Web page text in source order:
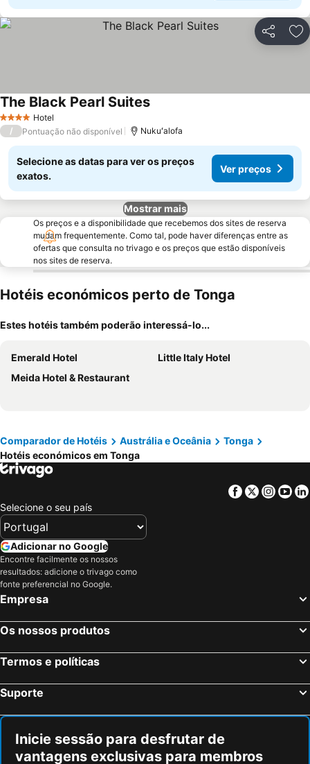
Partilhar
4 EstrelasHotel
The Black Pearl SuitesVer preços
/ Pontuação não disponível Nukuʻalofa
Selecione as datas para ver os preços
exatos.
Ver preços
Mostrar mais
Os preços e a disponibilidade que recebemos dos sites de reserva
mudam frequentemente. Como tal, pode haver diferenças entre as
ofertas que consulta no trivago e os preços que estão disponíveis
nos sites de reserva.
Hotéis económicos perto de Tonga
Estes hotéis também poderão interessá-lo...
Emerald Hotel
Little Italy Hotel
Meida Hotel & Restaurant
Comparador de Hotéis Austrália e Oceânia
Tonga
Hotéis económicos em Tonga
Facebook
Twitter
Selecione o seu país
Adicionar no Google
Encontre facilmente os nossos
resultados: adicione o trivago como
fonte preferencial no Google.
Empresa
Os nossos produtos
Termos e políticas
Suporte
Inicie sessão para desfrutar de
vantagens exclusivas para membros